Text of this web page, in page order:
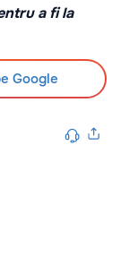
a fi la
Google